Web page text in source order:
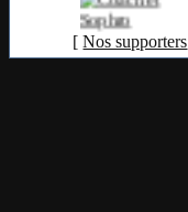
[Nos supporters